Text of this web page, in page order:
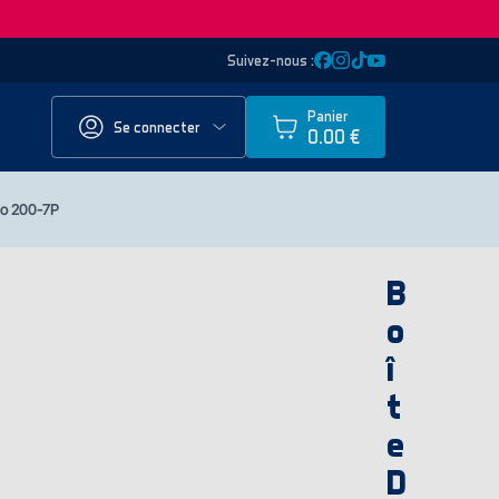
Suivez-nous :
Se connecter
Panier
0.00 €
200-7P
B
o
î
t
e
D